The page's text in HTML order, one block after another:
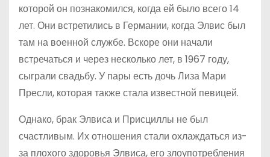
которой он познакомился, когда ей было всего 14
лет. Они встретились в Германии, когда Элвис был
там на военной службе. Вскоре они начали
встречаться и через несколько лет, в 1967 году,
сыграли свадьбу. У пары есть дочь Лиза Мари
Пресли, которая также стала известной певицей.
Однако, брак Элвиса и Присциллы не был
счастливым. Их отношения стали охлаждаться из-
за плохого здоровья Элвиса, его злоупотребления